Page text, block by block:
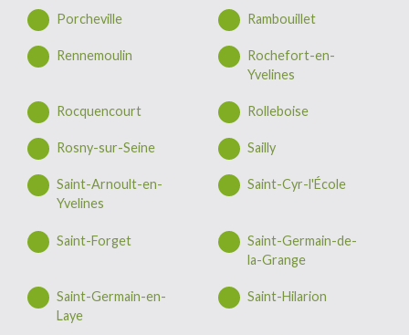
Porcheville Rambouillet
Rennemoulin
Rochefort-en-
Yvelines
Rocquencourt Rolleboise
Rosny-sur-Seine Sailly
Saint-Arnoult-en-
Yvelines
Saint-Cyr-l'École
Saint-Forget
Saint-Germain-de-
la-Grange
Saint-Germain-en-
Laye
Saint-Hilarion